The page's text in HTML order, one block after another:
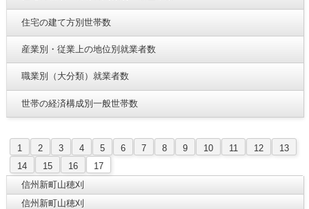
住宅の建て方別世帯数
産業別・従業上の地位別就業者数
職業別（大分類）就業者数
世帯の経済構成別一般世帯数
1 2 3 4 5 6 7 8 9 10 11 12
13
14
15 16
17
信州新町山穂刈
信州新町山穂刈